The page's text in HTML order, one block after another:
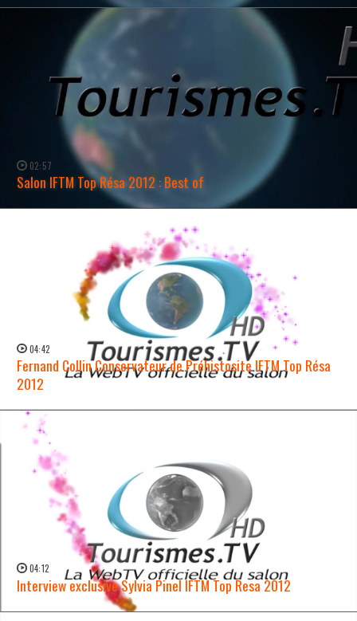
02:57
Salon IFTM Top Résa 2012 : Best of
04:42
Fernand Collin Conservateur de Préhistosite IFTM Top Résa
2012
04:12
Interview exclusive Sylvia Pinel IFTM Top Resa 2012